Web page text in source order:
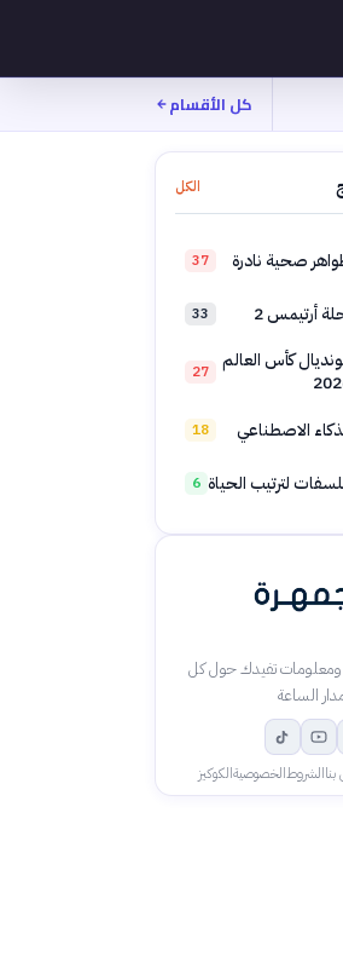
كل الأقسام
الكل
صحية نادرة 37
أرتيمس 2 33
كأس العالم
27
الاصطناعي 18
لترتيب الحياة 6
ومعلومات تفيدك حول كل
الساعة
الشروطالخصوصيةالكوكيز